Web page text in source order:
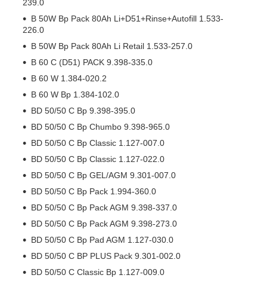
239.0
B 50W Bp Pack 80Ah Li+D51+Rinse+Autofill 1.533-
226.0
B 50W Bp Pack 80Ah Li Retail 1.533-257.0
B 60 C (D51) PACK 9.398-335.0
B 60 W 1.384-020.2
B 60 W Bp 1.384-102.0
BD 50/50 C Bp 9.398-395.0
BD 50/50 C Bp Chumbo 9.398-965.0
BD 50/50 C Bp Classic 1.127-007.0
BD 50/50 C Bp Classic 1.127-022.0
BD 50/50 C Bp GEL/AGM 9.301-007.0
BD 50/50 C Bp Pack 1.994-360.0
BD 50/50 C Bp Pack AGM 9.398-337.0
BD 50/50 C Bp Pack AGM 9.398-273.0
BD 50/50 C Bp Pad AGM 1.127-030.0
BD 50/50 C BP PLUS Pack 9.301-002.0
BD 50/50 C Classic Bp 1.127-009.0